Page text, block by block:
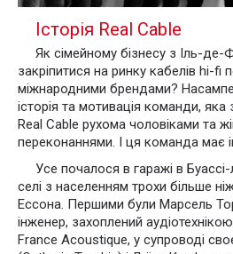
Історія Real Cable
Як сімейному бізнесу з Іль-
закріпитися на ринку кабелів hi-fi
міжнародними брендами?
історія та мотивація команди,
Real Cable рухома чоловіками та
переконаннями. І ця команда має
Усе почалося в гаражі в
селі з населенням трохи більше
Ессона. Першими були Марсель
інженер, захоплений
France Acoustique, у супроводі